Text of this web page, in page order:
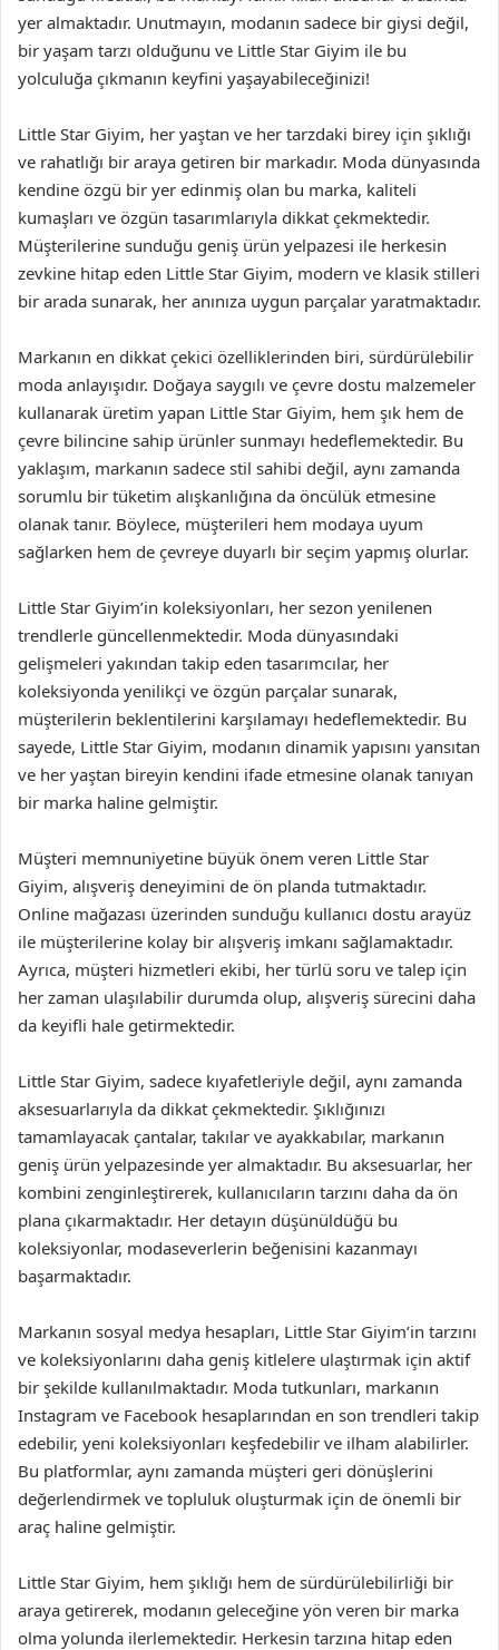
yer almaktadır. Unutmayın, modanın sadece bir giysi değil,
bir yaşam tarzı olduğunu ve Little Star Giyim ile bu
yolculuğa çıkmanın keyfini yaşayabileceğinizi!
Little Star Giyim, her yaştan ve her tarzdaki birey için şıklığı
ve rahatlığı bir araya getiren bir markadır. Moda dünyasında
kendine özgü bir yer edinmiş olan bu marka, kaliteli
kumaşları ve özgün tasarımlarıyla dikkat çekmektedir.
Müşterilerine sunduğu geniş ürün yelpazesi ile herkesin
zevkine hitap eden Little Star Giyim, modern ve klasik stilleri
bir arada sunarak, her anınıza uygun parçalar yaratmaktadır.
Markanın en dikkat çekici özelliklerinden biri, sürdürülebilir
moda anlayışıdır. Doğaya saygılı ve çevre dostu malzemeler
kullanarak üretim yapan Little Star Giyim, hem şık hem de
çevre bilincine sahip ürünler sunmayı hedeflemektedir. Bu
yaklaşım, markanın sadece stil sahibi değil, aynı zamanda
sorumlu bir tüketim alışkanlığına da öncülük etmesine
olanak tanır. Böylece, müşterileri hem modaya uyum
sağlarken hem de çevreye duyarlı bir seçim yapmış olurlar.
Little Star Giyim’in koleksiyonları, her sezon yenilenen
trendlerle güncellenmektedir. Moda dünyasındaki
gelişmeleri yakından takip eden tasarımcılar, her
koleksiyonda yenilikçi ve özgün parçalar sunarak,
müşterilerin beklentilerini karşılamayı hedeflemektedir. Bu
sayede, Little Star Giyim, modanın dinamik yapısını yansıtan
ve her yaştan bireyin kendini ifade etmesine olanak tanıyan
bir marka haline gelmiştir.
Müşteri memnuniyetine büyük önem veren Little Star
Giyim, alışveriş deneyimini de ön planda tutmaktadır.
Online mağazası üzerinden sunduğu kullanıcı dostu arayüz
ile müşterilerine kolay bir alışveriş imkanı sağlamaktadır.
Ayrıca, müşteri hizmetleri ekibi, her türlü soru ve talep için
her zaman ulaşılabilir durumda olup, alışveriş sürecini daha
da keyifli hale getirmektedir.
Little Star Giyim, sadece kıyafetleriyle değil, aynı zamanda
aksesuarlarıyla da dikkat çekmektedir. Şıklığınızı
tamamlayacak çantalar, takılar ve ayakkabılar, markanın
geniş ürün yelpazesinde yer almaktadır. Bu aksesuarlar, her
kombini zenginleştirerek, kullanıcıların tarzını daha da ön
plana çıkarmaktadır. Her detayın düşünüldüğü bu
koleksiyonlar, modaseverlerin beğenisini kazanmayı
başarmaktadır.
Markanın sosyal medya hesapları, Little Star Giyim’in tarzını
ve koleksiyonlarını daha geniş kitlelere ulaştırmak için aktif
bir şekilde kullanılmaktadır. Moda tutkunları, markanın
Instagram ve Facebook hesaplarından en son trendleri takip
edebilir, yeni koleksiyonları keşfedebilir ve ilham alabilirler.
Bu platformlar, aynı zamanda müşteri geri dönüşlerini
değerlendirmek ve topluluk oluşturmak için de önemli bir
araç haline gelmiştir.
Little Star Giyim, hem şıklığı hem de sürdürülebilirliği bir
araya getirerek, modanın geleceğine yön veren bir marka
olma yolunda ilerlemektedir. Herkesin tarzına hitap eden